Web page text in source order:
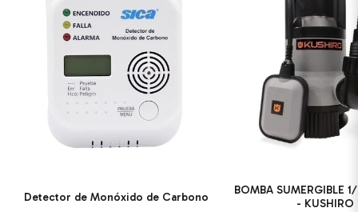
Detector de Monóxido de Carbono
BOMBA SUMERGIBLE
- KUSHIRO